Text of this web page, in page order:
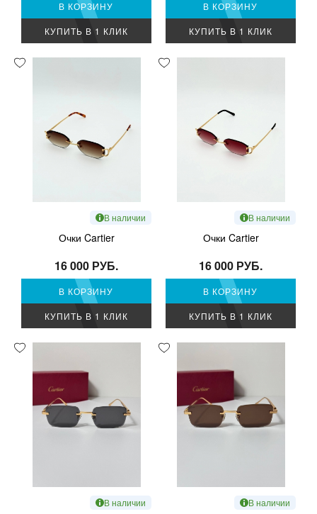
В КОРЗИНУ
КУПИТЬ В 1 КЛИК
В КОРЗИНУ
КУПИТЬ В 1 КЛИК
В наличии
Очки Cartier
16 000 РУБ.
В КОРЗИНУ
КУПИТЬ В 1 КЛИК
В наличии
Очки Cartier
16 000 РУБ.
В КОРЗИНУ
КУПИТЬ В 1 КЛИК
В наличии В наличии